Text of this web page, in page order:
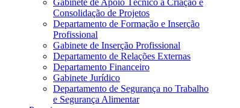
Gabinete de Apoio Técnico à Criação e
Consolidação de Projetos
Departamento de Formação e Inserção
Profissional
Gabinete de Inserção Profissional
Departamento de Relações Externas
Departamento Financeiro
Gabinete Jurídico
Departamento de Segurança no Trabalho
e Segurança Alimentar